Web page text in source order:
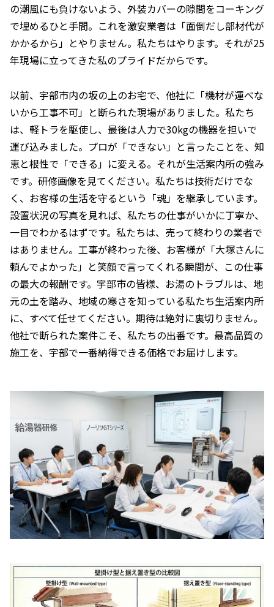
の潮風にも負けないよう、外装カバーの隙間をコーキング
で埋めるひと手間。これを激安業者は「面倒だし部材代が
かかるから」とやりません。私たちはやります。それが25
年現場に立ってきた私のプライドだからです。
以前、宇部市内の坂の上のお宅で、他社に「機材が運べな
いから工事不可」と断られた現場がありました。私たち
は、軽トラを駆使し、最後は人力で30kgの機器を担いで
運び込みました。プロが「できない」と言ったことを、知
恵と根性で「できる」に変える。それが生活案内所の強み
です。研修画像を見てください。私たちは技術だけでな
く、お客様の生活を守るという「魂」を継承しています。
設置状況の写真を見れば、私たちの仕事がいかに丁寧か、
一目でわかるはずです。私たちは、売って終わりの業者で
はありません。工事が終わった後、お客様が「大塚さんに
頼んでよかった」と笑顔で言ってくれる瞬間が、この仕事
の最大の報酬です。宇部市の皆様、お湯のトラブルは、地
元の土を踏み、地域の寒さを知っている私たち生活案内所
に、すべて任せてください。期待は絶対に裏切りません。
他社で断られた案件こそ、私たちの出番です。最高品質の
施工を、宇部で一番納得できる価格でお届けします。